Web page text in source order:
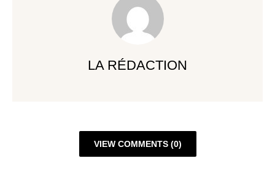
LA RÉDACTION
VIEW COMMENTS (0)